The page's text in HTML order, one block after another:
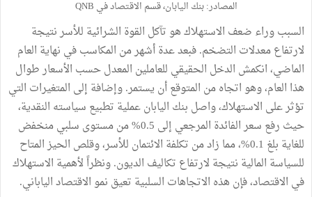
المصادر: بنك اليابان، قسم الاقتصاد في QNB
السبب وراء ضعف الاستهلاك هو تآكل القوة الشرائية للأسر نتيجة
لارتفاع معدلات التضخم. فبعد عدة أشهر من المكاسب في نهاية العام
الماضي، انكمش الدخل الحقيقي للعاملين المعدل حسب الأسعار طوال
هذا العام، وهو اتجاه من المتوقع أن يستمر. وإضافة إلى المتغيرات التي
تؤثر على الاستهلاك، واصل بنك اليابان عملية تطبيع سياسته النقدية،
حيث رفع سعر الفائدة المرجعي إلى 0.5% من مستوى سلبي منخفض
للغاية بلغ 0.1%، مما زاد من تكلفة الائتمان للأسر، وقلص الحيز المتاح
للسياسة المالية نتيجة لارتفاع تكاليف الديون. ونظراً لأهمية الاستهلاك
في الاقتصاد، فإن هذه الاتجاهات السلبية تعيق نمو الاقتصاد الياباني.